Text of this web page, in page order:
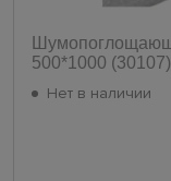
500*1000 (30107)
Нет в наличии